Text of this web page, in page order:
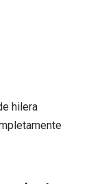
hilera